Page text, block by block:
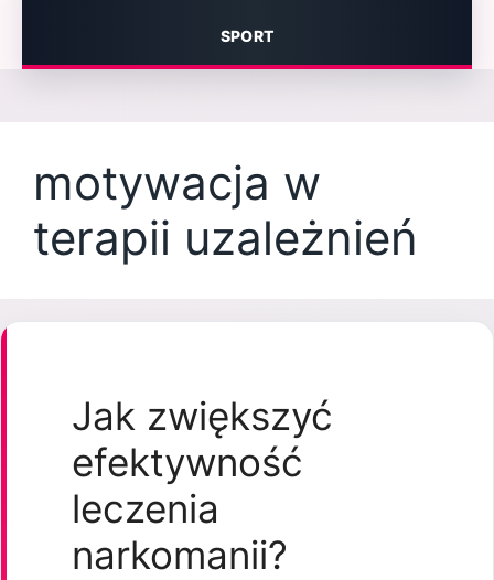
SPORT
motywacja w
terapii uzależnień
Jak zwiększyć
efektywność
leczenia
narkomanii?